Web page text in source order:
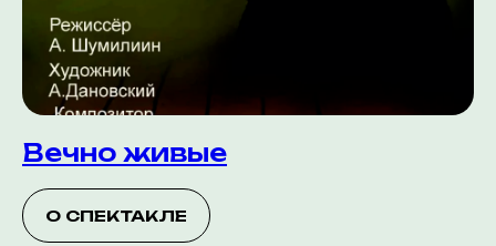
Вечно живые
О СПЕКТАКЛЕ